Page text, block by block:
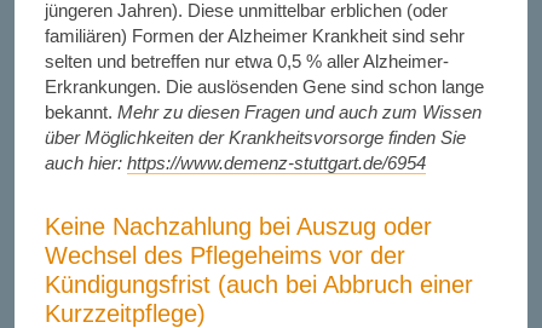
jüngeren Jahren). Diese unmittelbar erblichen (oder
familiären) Formen der Alzheimer Krankheit sind sehr
selten und betreffen nur etwa 0,5 % aller Alzheimer-
Erkrankungen. Die auslösenden Gene sind schon lange
bekannt. Mehr zu diesen Fragen und auch zum Wissen
über Möglichkeiten der Krankheitsvorsorge finden Sie
auch hier: https://www.demenz-stuttgart.de/6954
Keine Nachzahlung bei Auszug oder
Wechsel des Pflegeheims vor der
Kündigungsfrist (auch bei Abbruch einer
Kurzzeitpflege)